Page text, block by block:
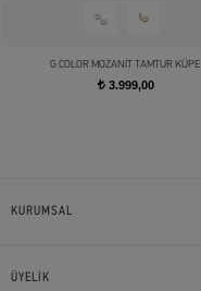
G COLOR MOZANİT TAMTUR KÜPE
t3.999,00
KURUMSAL
ÜYELİK